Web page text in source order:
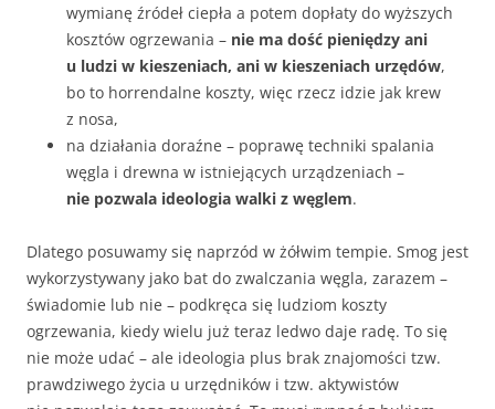
wymianę źródeł ciepła a potem dopłaty do wyższych
kosztów ogrzewania – nie ma dość pieniędzy ani
u ludzi w kieszeniach, ani w kieszeniach urzędów,
bo to horrendalne koszty, więc rzecz idzie jak krew
z nosa,
na działania doraźne – poprawę techniki spalania
węgla i drewna w istniejących urządzeniach –
nie pozwala ideologia walki z węglem.
Dlatego posuwamy się naprzód w żółwim tempie. Smog jest
wykorzystywany jako bat do zwalczania węgla, zarazem –
świadomie lub nie – podkręca się ludziom koszty
ogrzewania, kiedy wielu już teraz ledwo daje radę. To się
nie może udać – ale ideologia plus brak znajomości tzw.
prawdziwego życia u urzędników i tzw. aktywistów